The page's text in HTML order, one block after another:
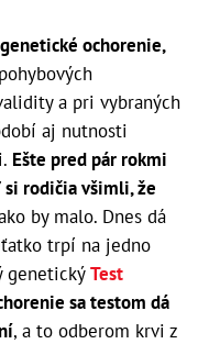
ochorenie,
a pri vybraných
aj nutnosti
Ešte pred pár rokmi
si rodičia všimli, že
by malo. Dnes dá
trpí na jedno
genetickýTest
sa testom dá
, a to odberom krvi z